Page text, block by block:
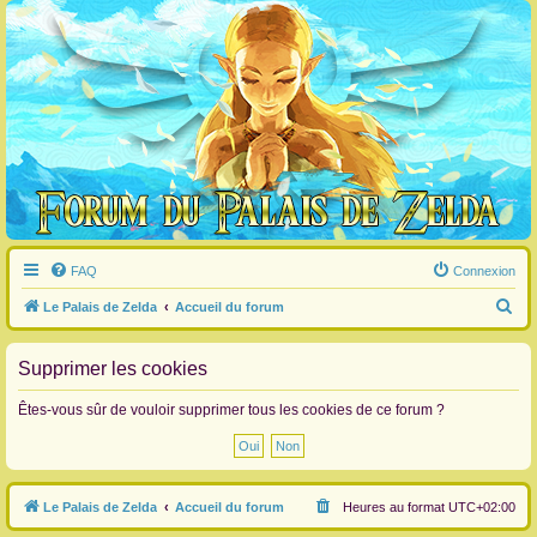
FAQ Connexion
Le Palais de Zelda Accueil du forum
e
h
h
Supprimer les cookies
Êtes-vous sûr de vouloir supprimer tous les cookies de ce forum ?
Le Palais de Zelda Accueil du forum Heures au format UTC+02:00